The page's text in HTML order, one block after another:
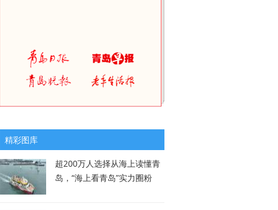
精彩图库
超200万人选择从海上读懂青
岛，“海上看青岛”实力圈粉